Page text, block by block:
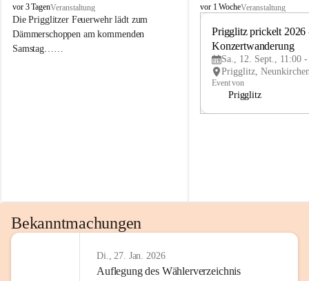
P
r
i
g
vor 3 TagenVeranstaltung
Die Prigglitzer Feuerwehr lädt zum
Dämmerschoppen am kommenden
Samstag……
P
vor 1 WocheVeranstaltung
Prigglitz prickelt 2026
Konzertwanderung
Sa., 12. Sept., 11:00
Event von
Prigglitz
Bekanntmachungen
Di., 27. Jan. 2026
Auflegung des Wählerverzeichnis